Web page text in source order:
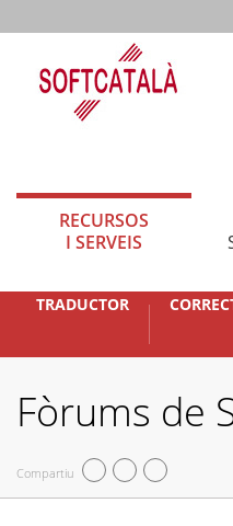
RECURSOS
I SERVEIS
TRADUCTOR
Fòrums de
Compartiu